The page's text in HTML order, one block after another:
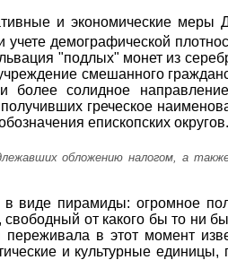
и экономические меры
учете демографической
"подлых" монет из
смешанного
более солидное
греческое
епископских округов.
обложению налогом, а
в виде пирамиды: огромное
от какого бы то ни
в этот момент
и культурные